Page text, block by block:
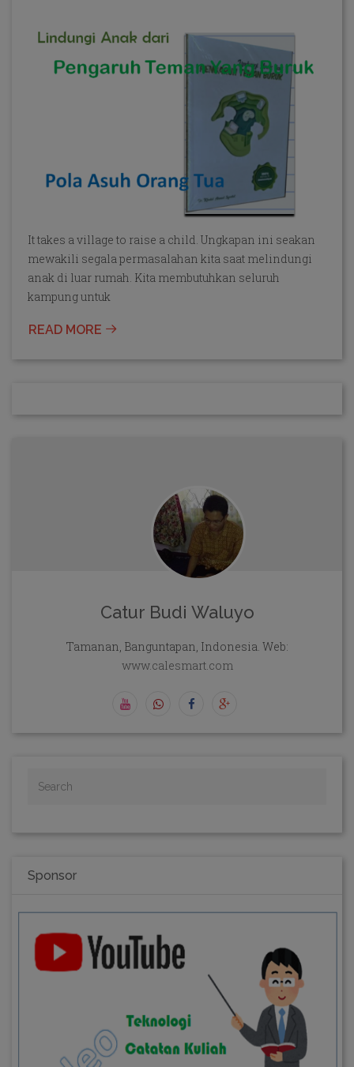
It takes a village to raise a child. Ungkapan ini seakan
mewakili segala permasalahan kita saat melindungi
anak di luar rumah. Kita membutuhkan seluruh
kampung untuk
READ MORE
Catur Budi Waluyo
Tamanan, Banguntapan, Indonesia. Web:
www.calesmart.com
Sponsor